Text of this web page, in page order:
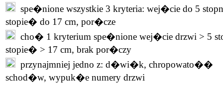
spe�nione wszystkie 3 kryteria: wej�cie do 5
stopie� do 17 cm, por�cze
cho� 1 kryterium spe�nione wej�cie drzwi > 5
stopie� > 17 cm, brak por�czy
przynajmniej jedno z: d�wi�k, chropowato��
schod�w, wypuk�e numery drzwi